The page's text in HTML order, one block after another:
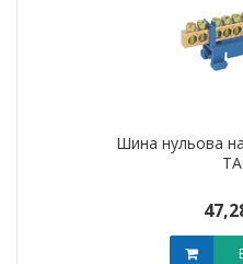
Шина нульова